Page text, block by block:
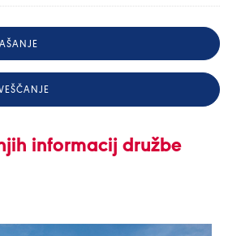
informacij družbe